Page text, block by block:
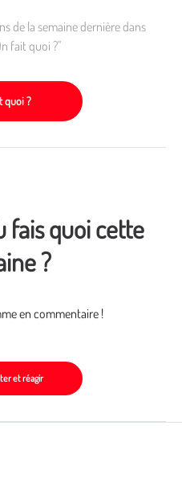
de la semaine dernière dans
fait quoi ?"
quoi ?
fais quoi cette
?
en commentaire !
et réagir